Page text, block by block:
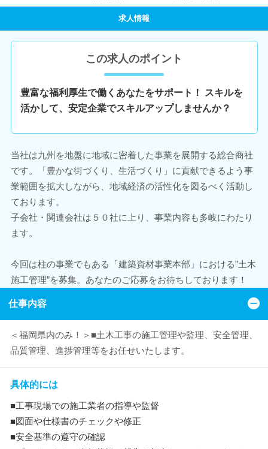
求人情報
この求人のポイント
豊富な福利厚生で働くあなたをサポート！ スキルを
活かして、安定企業でスキルアップしませんか？
当社は九州を地盤に地域に密着した事業を展開する総合商社
です。「豊かな街づくり、生活づくり」に貢献できるよう事
業範囲を拡大しながら、地域経済の活性化を図るべく活動し
ております。
子会社・関連会社は５０社に上り、事業内容も多岐にわたり
ます。
今回は柱の事業でもある「建築資材事業本部」における”土木
施工管理”を募集。あなたのご応募をお待ちしております！
仕事内容
＜福岡県内のみ！＞■土木工事の施工管理や監理、安全管理、
品質管理、進捗管理等をお任せいたします。
具体的には
■工事現場での施工業者の指導や監督
■図面や仕様書のチェックや修正
■安全基準の遵守の確認